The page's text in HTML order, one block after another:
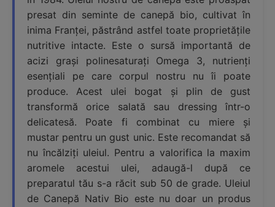
presat din seminte de canepă bio, cultivat în
inima Franței, păstrând astfel toate proprietățile
nutritive intacte. Este o sursă importantă de
acizi grași polinesaturați Omega 3, nutrienți
esențiali pe care corpul nostru nu îi poate
produce. Acest ulei bogat și plin de gust
transformă orice salată sau dressing într-o
delicatesă. Poate fi combinat cu miere și
mustar pentru un gust unic. Este recomandat să
nu încălziți uleiul. Pentru a valorifica la maxim
aromele acestui ulei, adaugă-l după ce
preparatul tău s-a răcit sub 50 de grade. Uleiul
de Canepă Nativ Bio este nu doar un produs